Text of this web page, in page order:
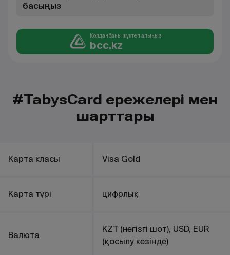
басыңыз
Қолданбаны жүктеп алыңыз
bcc.kz
#TabysCard ережелері мен
шарттары
Карта класы Visa Gold
Карта түрі цифрлық
Валюта
KZT (негізгі шот), USD, EUR
(қосылу кезінде)